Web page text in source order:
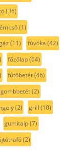
(35)
(1)
(11) fúvóka (42)
főzőlap(64)
fűtőbetét(46)
gombbetét(2)
(2) grill (10)
gumitalp(7)
(2)